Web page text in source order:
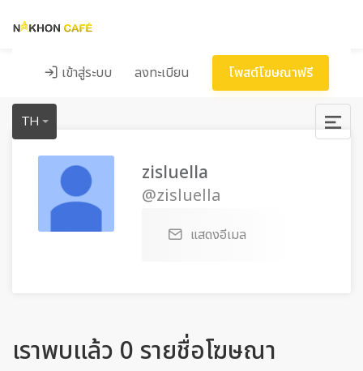
เข้าสู่ระบบ ลงทะเบียน โพสต์โฆษณาฟรี
TH
zisluella
@zisluella
แสดงอีเมล
เราพบแล้ว 0 รายชื่อโฆษณา